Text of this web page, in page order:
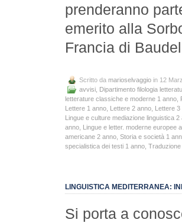
prenderanno
emerito alla
Francia di
Scritto da marioselvaggio in 12
avvisi Dipartimento filologia
letterature classiche e moderne 1 anno
Lettere 1 anno Lettere 2 anno Lettere 3
Lingue e culture mediazione linguistica 2
anno Lingue e letter. moderne europee
americane 2 anno Storia e società 1
specialistica dei testi 1 anno
LINGUISTICA MEDITERRANEA:
Si porta a